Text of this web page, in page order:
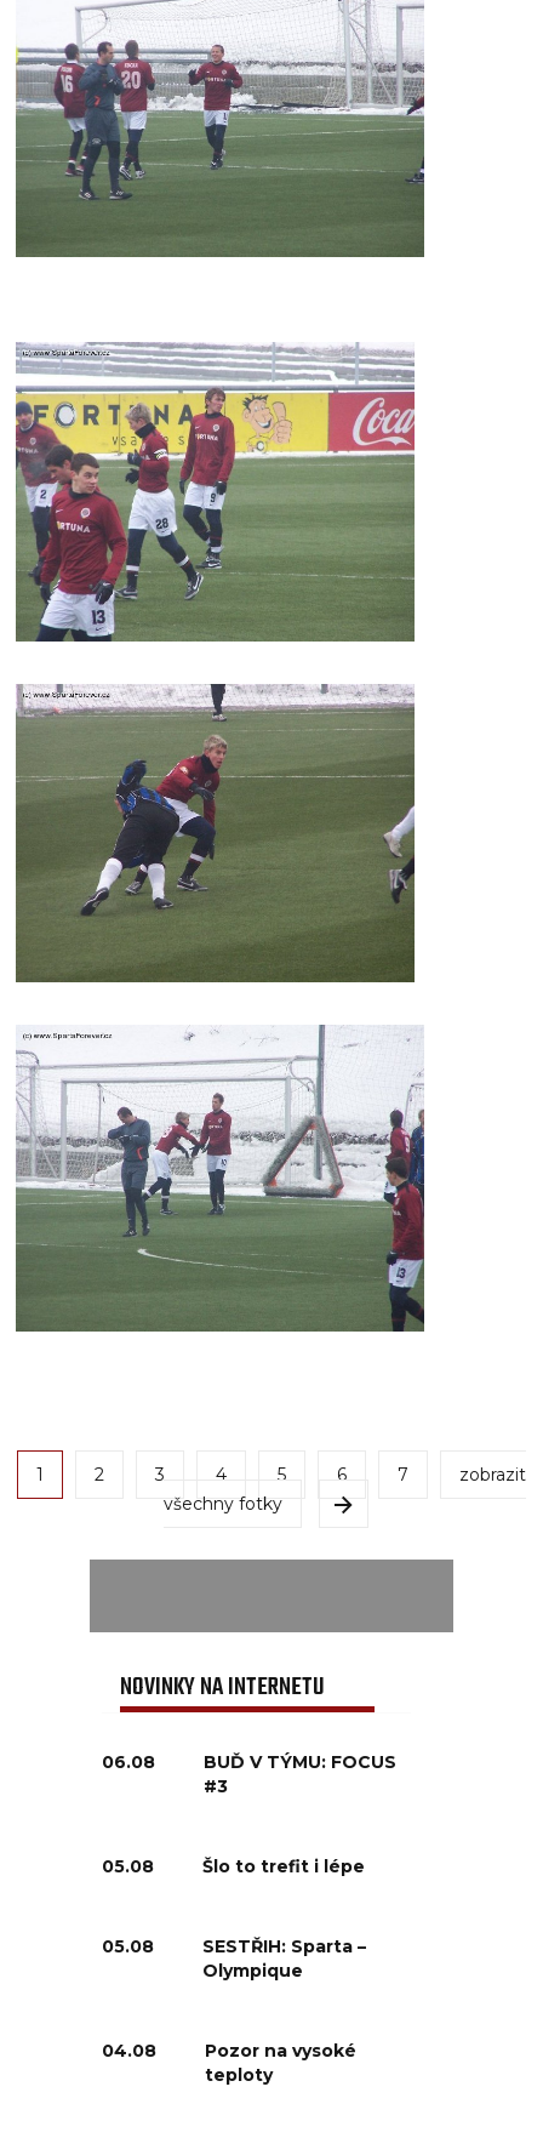
1 2 3 4 5 6 7
zobrazit
všechny fotky
NOVINKY NA INTERNETU
06.08
BUĎ V TÝMU: FOCUS
#3
05.08 Šlo to trefit i lépe
05.08
SESTŘIH: Sparta –
Olympique
04.08
Pozor na vysoké
teploty